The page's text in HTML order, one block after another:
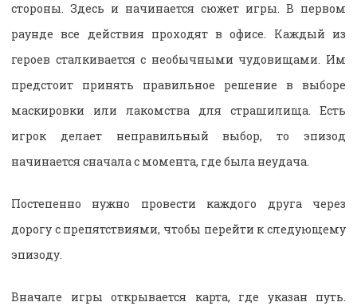
стороны. Здесь и начинается сюжет игры. В первом
раунде все действия проходят в офисе. Каждый из
героев сталкивается с необычными чудовищами. Им
предстоит принять правильное решение в выборе
маскировки или лакомства для страшилища. Есть
игрок делает неправильный выбор, то эпизод
начинается сначала с момента, где была неудача.
Постепенно нужно провести каждого друга через
дорогу с препятствиями, чтобы перейти к следующему
эпизоду.
Вначале игры открывается карта, где указан путь.